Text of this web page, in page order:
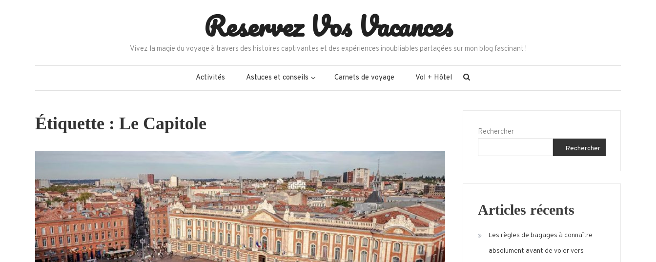
Reservez Vos Vacances
Vivez la magie du voyage à travers des histoires captivantes et des expériences inoubliables partagées sur mon blog fascinant !
Activités Astuces et conseils Carnets de voyage Vol + Hôtel
Étiquette : Le Capitole Rechercher
Rechercher
Articles récents
Les règles de bagages à connaître
absolument avant de voler vers